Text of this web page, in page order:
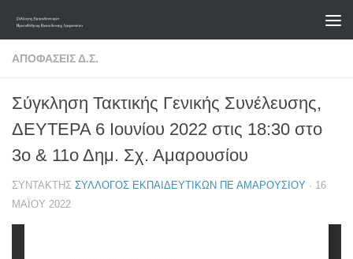
Skip to content
ΑΠΟΦΆΣΕΙΣ Δ.Σ.
Σύγκληση Τακτικής Γενικής Συνέλευσης,
ΔΕΥΤΕΡΑ 6 Ιουνίου 2022 στις 18:30 στο
3ο & 11ο Δημ. Σχ. Αμαρουσίου
ΣΥΝΤΆΚΤΗΣ ΣΎΛΛΟΓΟΣ ΕΚΠΑΙΔΕΥΤΙΚΏΝ ΠΕ ΑΜΑΡΟΥΣΊΟΥ · 16
ΜΑΪ́ΟΥ 2022